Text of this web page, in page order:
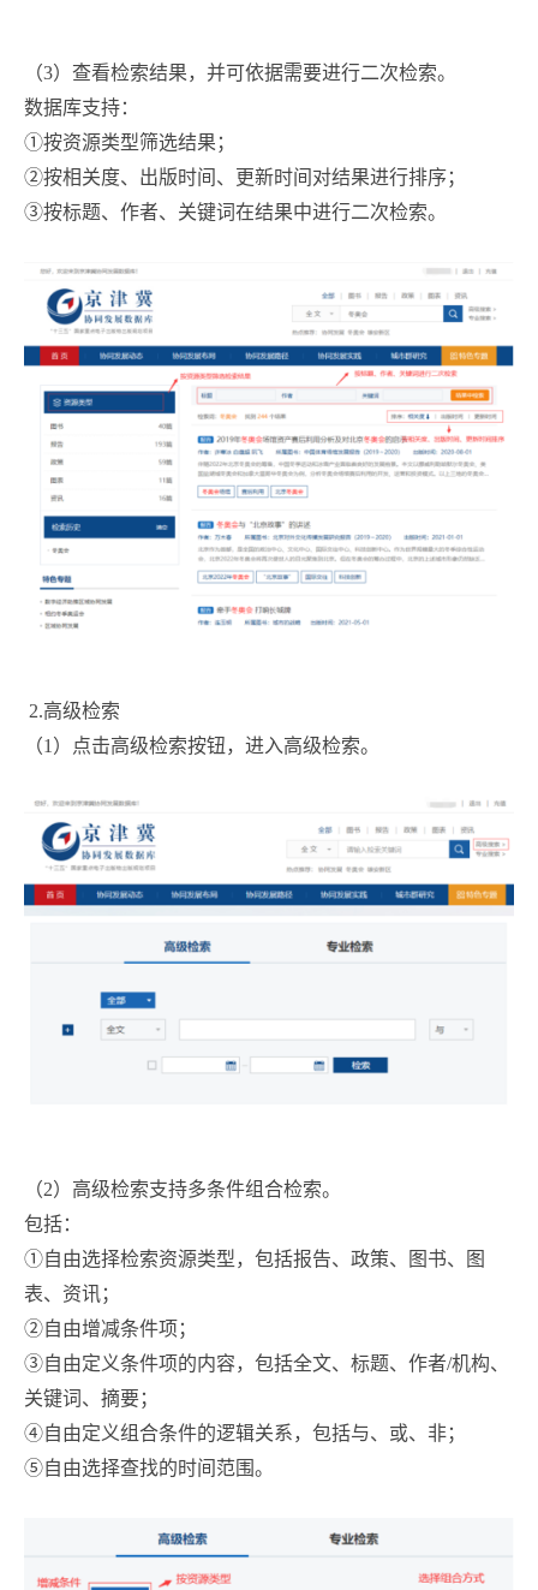
（3）查看检索结果，并可依据需要进行二次检索。
数据库支持：
①按资源类型筛选结果；
②按相关度、出版时间、更新时间对结果进行排序；
③按标题、作者、关键词在结果中进行二次检索。
2.高级检索
（1）点击高级检索按钮，进入高级检索。
（2）高级检索支持多条件组合检索。
包括：
①自由选择检索资源类型，包括报告、政策、图书、图
表、资讯；
②自由增减条件项；
③自由定义条件项的内容，包括全文、标题、作者/机构、
关键词、摘要；
④自由定义组合条件的逻辑关系，包括与、或、非；
⑤自由选择查找的时间范围。